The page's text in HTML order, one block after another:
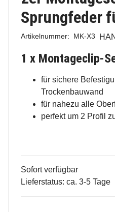
Sprungfeder
Artikelnummer: MK-X3
1 x Montageclip-
für sichere
Trockenbauwand
für nahezu alle
perfekt um 2 Profil
Sofort verfügbar
Lieferstatus: ca. 3-5 Tage